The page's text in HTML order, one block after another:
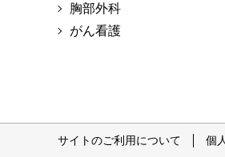
胸部外科
がん看護
サイトのご利用について 個